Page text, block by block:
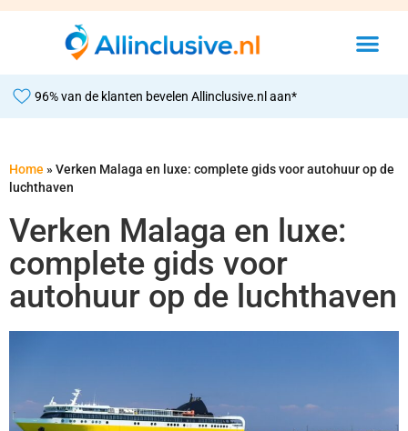
96% van de klanten bevelen Allinclusive.nl aan*
Home » Verken Malaga en luxe: complete gids voor autohuur op de
luchthaven
Verken Malaga en luxe:
complete gids voor
autohuur op de luchthaven